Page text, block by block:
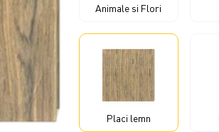
Animale si Flori
Placi lemn